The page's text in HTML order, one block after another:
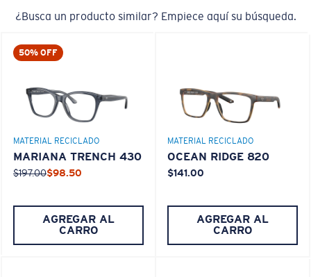
¿Se ajusta en el centro?
Es posible que necesite una montura
¿Busca un producto similar? Empiece aquí su búsqueda.
50% OFF
MATERIAL RECICLADO
MARIANA TRENCH 430
$197.00$98.50
AGREGAR AL
CARRO
MATERIAL RECICLADO
OCEAN RIDGE 820
$141.00
AGREGAR AL
CARRO